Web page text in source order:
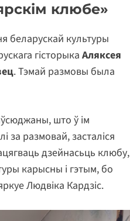
клюбе»
беларускай культуры
гісторыкаАляксея
. Тэмай размовы была
што ў ім
за размовай, засталіся
дзейнасьць клюбу,
карысны і гэтым, бо
Людвіка Кардзіс.